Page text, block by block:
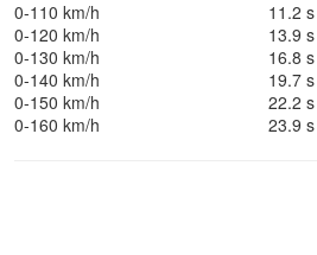
0-110 km/h
11.2 s
0-120 km/h
13.9 s
0-130 km/h
16.8 s
0-140 km/h
19.7 s
0-150 km/h
22.2 s
0-160 km/h
23.9 s